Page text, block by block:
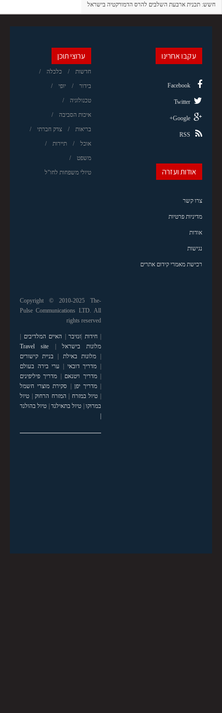
חשש: תכנית ארבעת השלבים להרס הדמורקטיה בישראל
ערוצי תוכן
חדשות כלכלה
בידור יופי
טכנולוגיה
איכות הסביבה
בריאות צדק חברתי
אוכל תיירות
משפט
טיולי משפחות לחו"ל
עקבו אחרינו
Facebook
Twitter
Google+
RSS
אודות ועזרה
צרו קשר
מדיניות פרטיות
אודות
נגישות
רכישת מאמרי קידום אתרים
Copyright © 2010-2025 The-
Pulse Communications LTD. All
rights reserved
|חידות זנזיבר האיים המלדיבים
מלונות בישראל
Travel site
|מלונות באילת
בניית קישורים
מדריך דובאי
ערי בירה בעולם
|מדריך ויטנאם
מדריך פיליפינים
|מדריך יפן
סקירת מוצרי חשמל
טיול במזרח המזרח הרחוק| טיול
במרוקו| טיול בתאילנד| טיול בהולנד